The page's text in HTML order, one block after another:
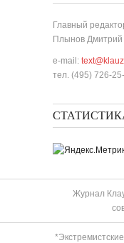
Главный
Плынов Дмитрий
e-mail:
тел. (495) 726-
Журнал